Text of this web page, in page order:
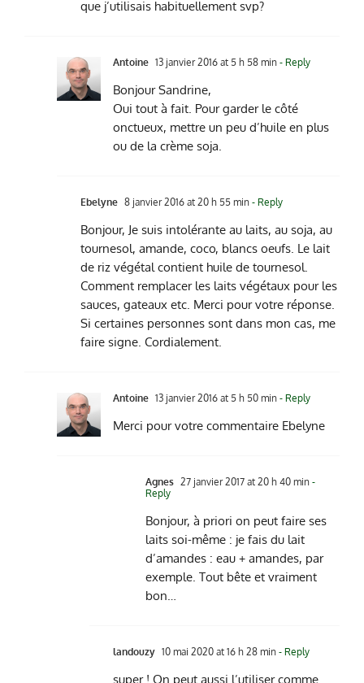
que j’utilisais habituellement svp?
Antoine 13 janvier 2016 at 5 h 58 min - Reply
Bonjour Sandrine,
Oui tout à fait. Pour garder le côté
onctueux, mettre un peu d’huile en plus
ou de la crème soja.
Ebelyne 8 janvier 2016 at 20 h 55 min - Reply
Bonjour, Je suis intolérante au laits, au soja, au
tournesol, amande, coco, blancs oeufs. Le lait
de riz végétal contient huile de tournesol.
Comment remplacer les laits végétaux pour les
sauces, gateaux etc. Merci pour votre réponse.
Si certaines personnes sont dans mon cas, me
faire signe. Cordialement.
Antoine 13 janvier 2016 at 5 h 50 min - Reply
Merci pour votre commentaire Ebelyne
Agnes 27 janvier 2017 at 20 h 40 min -
Reply
Bonjour, à priori on peut faire ses
laits soi-même : je fais du lait
d’amandes : eau + amandes, par
exemple. Tout bête et vraiment
bon…
landouzy 10 mai 2020 at 16 h 28 min - Reply
super ! On peut aussi l’utiliser comme